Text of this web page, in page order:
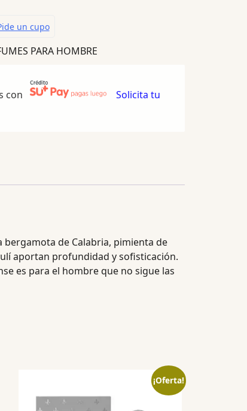
PARA HOMBRE
con
Solicita tu
de Calabria, pimienta de
aportan profundidad y sofisticación.
es para el hombre que no sigue las
¡Oferta!